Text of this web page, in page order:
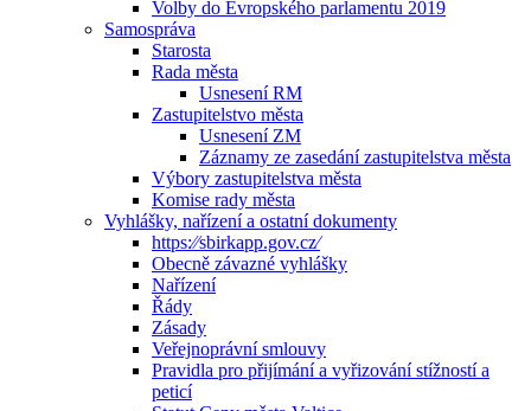
Volby do Evropského parlamentu 2019
Samospráva
Starosta
Rada města
Usnesení RM
Zastupitelstvo města
Usnesení ZM
Záznamy ze zasedání zastupitelstva města
Výbory zastupitelstva města
Komise rady města
Vyhlášky, nařízení a ostatní dokumenty
https:⁄⁄sbirkapp.gov.cz⁄
Obecně závazné vyhlášky
Nařízení
Řády
Zásady
Veřejnoprávní smlouvy
Pravidla pro přijímání a vyřizování stížností a
peticí